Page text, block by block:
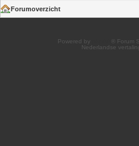
Forumoverzicht
Powered by
® Forum
Nederlandse